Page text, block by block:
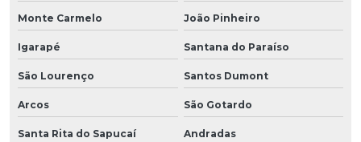
Monte Carmelo João Pinheiro
Igarapé Santana do Paraíso
São Lourenço Santos Dumont
Arcos São Gotardo
Santa Rita do Sapucaí Andradas